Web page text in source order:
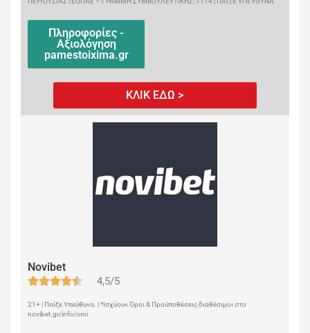
Πληροφορίες -
Αξιολόγηση
pamestoixima.gr
ΚΛΙΚ ΕΔΩ >
Novibet
4,5/5
21+ | Παίξε Υπεύθυνα. | *Ισχύουν Όροι & Προϋποθέσεις διαθέσιμοι στο
novibet.gr/info/oroi